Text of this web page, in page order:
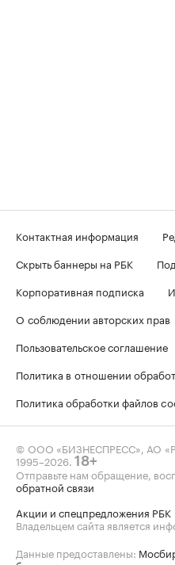
Контактная информация
Скрыть баннеры на РБК
Корпоративная подписка
О соблюдении авторских прав
Пользовательское соглашение
Политика в отношении
Политика обработки файлов
© ООО «БИЗНЕСПРЕСС», АО
1995–2026. 18+
Отправьте нам обращение,
обратной связи
Акции и спецпредложения РБК
Владельцем сайта является
Данные предоставлены: